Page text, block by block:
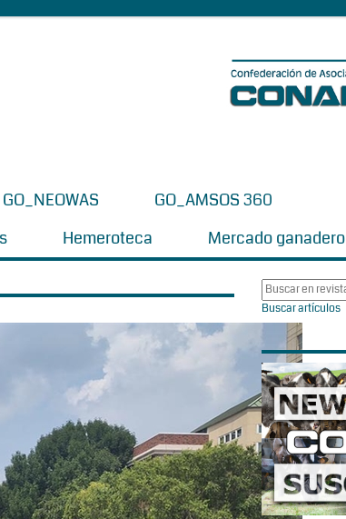
GO_NEOWAS
GO_AMSOS 360
Hemeroteca Mercado ganadero
Buscar artículos